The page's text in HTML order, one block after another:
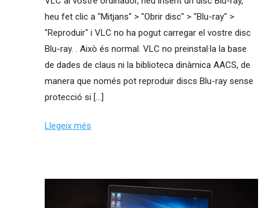
heu fet clic a "Mitjans" > "Obrir disc" > "Blu-ray" >
"Reproduir" i VLC no ha pogut carregar el vostre disc
Blu-ray. . Això és normal. VLC no preinstal·la la base
de dades de claus ni la biblioteca dinàmica AACS, de
manera que només pot reproduir discs Blu-ray sense
protecció si […]
Llegeix més